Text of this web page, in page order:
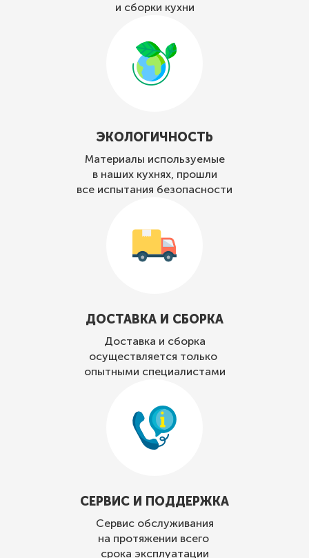
и сборки кухни
ЭКОЛОГИЧНОСТЬ
Материалы используемые
в наших кухнях, прошли
все испытания безопасности
ДОСТАВКА И СБОРКА
Доставка и сборка
осуществляется только
опытными специалистами
СЕРВИС И ПОДДЕРЖКА
Сервис обслуживания
на протяжении всего
срока эксплуатации